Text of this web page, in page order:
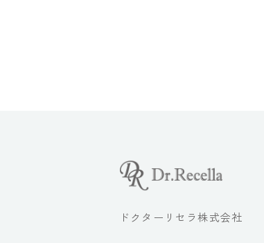
ドクターリセラ株式会社